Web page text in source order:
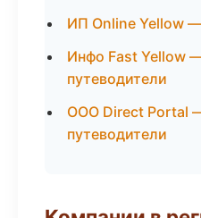
ИП Online Yellow
Инфо Fast Yellow
путеводители
ООО Direct Portal
путеводители